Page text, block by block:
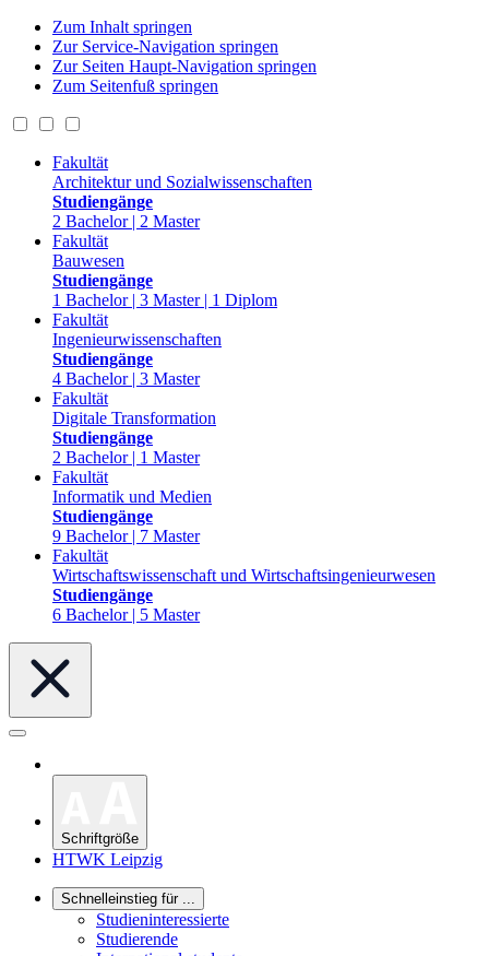
Zum Inhalt springen
Zur Service-Navigation springen
Zur Seiten Haupt-Navigation springen
Zum Seitenfuß springen
Fakultät
Architektur und Sozialwissenschaften
Studiengänge
2 Bachelor | 2 Master
Fakultät
Bauwesen
Studiengänge
1 Bachelor | 3 Master | 1 Diplom
Fakultät
Ingenieurwissenschaften
Studiengänge
4 Bachelor | 3 Master
Fakultät
Digitale Transformation
Studiengänge
2 Bachelor | 1 Master
Fakultät
Informatik und Medien
Studiengänge
9 Bachelor | 7 Master
Fakultät
Wirtschaftswissenschaft und Wirtschaftsingenieurwesen
Studiengänge
6 Bachelor | 5 Master
Schriftgröße
HTWK Leipzig
Schnelleinstieg für ...
Studieninteressierte
Studierende